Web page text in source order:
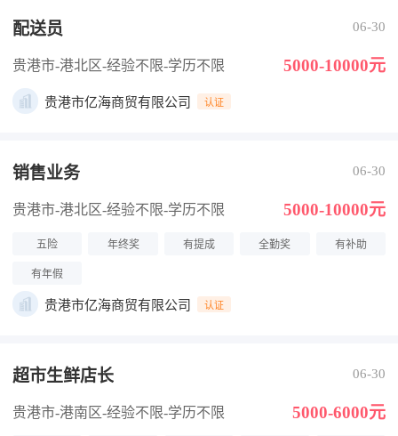
配送员 06-30
贵港市-港北区-经验不限-学历不限 5000-10000元
贵港市亿海商贸有限公司 认证
销售业务 06-30
贵港市-港北区-经验不限-学历不限 5000-10000元
五险 年终奖 有提成 全勤奖 有补助
有年假
贵港市亿海商贸有限公司 认证
超市生鲜店长 06-30
贵港市-港南区-经验不限-学历不限 5000-6000元